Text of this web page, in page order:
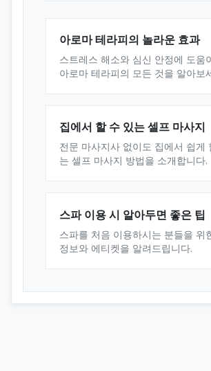
아로마 테라피의 놀라운 효과
스트레스 해소와 심신 안정에 도움
아로마 테라피의 모든 것을 알아보
집에서 할 수 있는 셀프 마사지
전문 마사지사 없이도 집에서 쉽게
는 셀프 마사지 방법을 소개합니다.
스파 이용 시 알아두면 좋은 팁
스파를 처음 이용하시는 분들을 위
정보와 에티켓을 알려드립니다.